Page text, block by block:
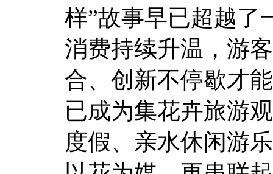
样”故事早已超越了
消费持续升温，游
合、创新不停歇才
已成为集花卉旅游
度假、亲水休闲游